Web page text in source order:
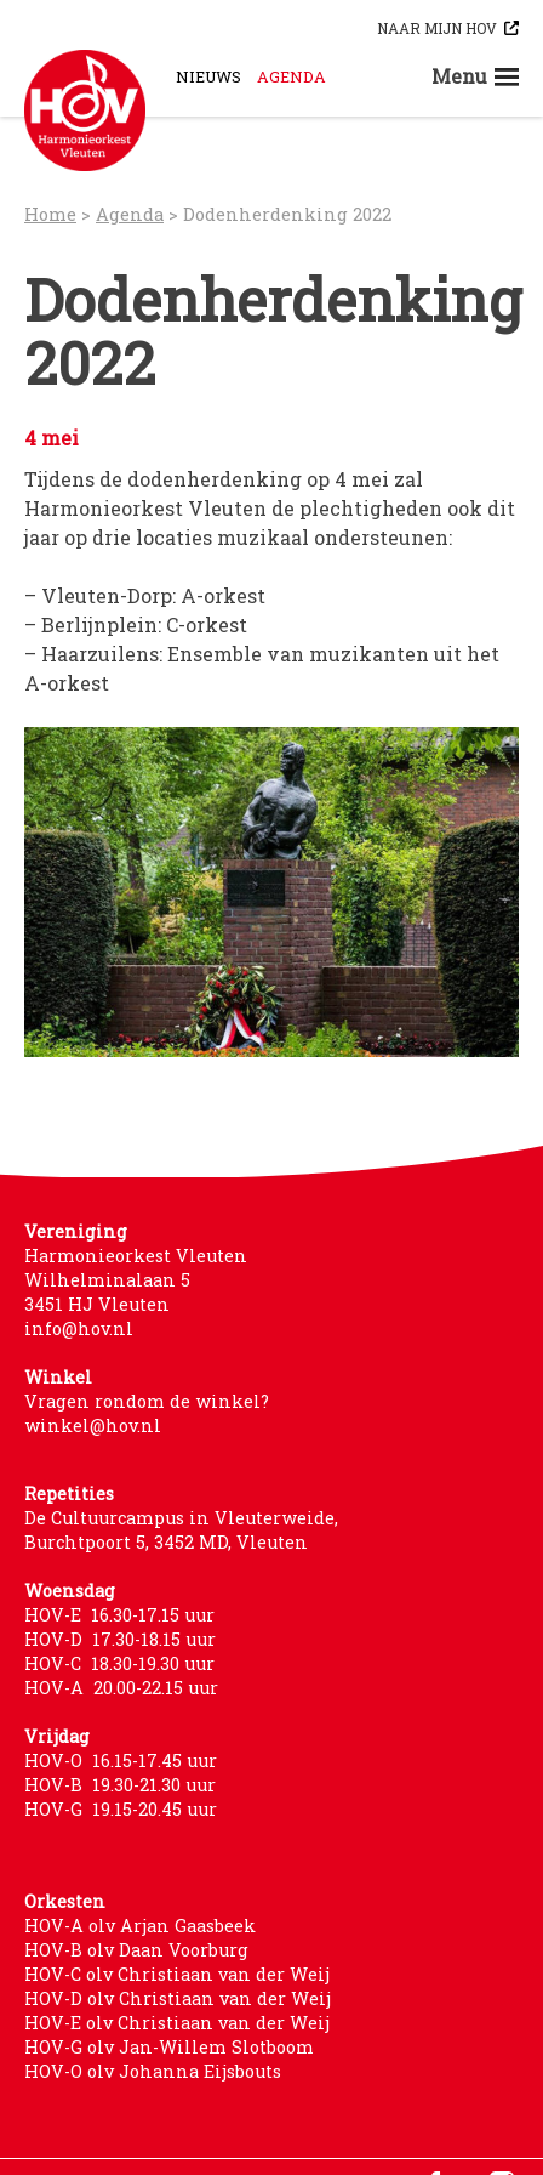
content
NAAR MIJN HOV
NIEUWS AGENDA
Menu
HOV-B
HOV-D
Saxofoonkwartet Hova Zembla
Klarinettenensemble Brandhout
Muziek is de Basis!
Zomerorkest Vleuten
Moet je Hoor’n!
HOV Loud & Proud
OVER ONS
Wie zijn we?
Bestuur
Dirigenten
Verenigingsstukken
Partners
Historie
WINKELWAGEN
Home > Agenda > Dodenherdenking 2022
Dodenherdenking
2022
4 mei
Tijdens de dodenherdenking op 4 mei zal
Harmonieorkest Vleuten de plechtigheden ook dit
jaar op drie locaties muzikaal ondersteunen:
– Vleuten-Dorp: A-orkest
– Berlijnplein: C-orkest
– Haarzuilens: Ensemble van muzikanten uit het
A-orkest
Vereniging
Harmonieorkest Vleuten
Wilhelminalaan 5
3451 HJ Vleuten
info@hov.nl
Winkel
Vragen rondom de winkel?
winkel@hov.nl
Repetities
De Cultuurcampus in Vleuterweide,
Burchtpoort 5, 3452 MD, Vleuten
Woensdag
HOV-E 16.30-17.15 uur
HOV-D 17.30-18.15 uur
HOV-C 18.30-19.30 uur
HOV-A 20.00-22.15 uur
Vrijdag
HOV-O 16.15-17.45 uur
HOV-B 19.30-21.30 uur
HOV-G 19.15-20.45 uur
Orkesten
HOV-A olv Arjan Gaasbeek
HOV-B olv Daan Voorburg
HOV-C olv Christiaan van der Weij
HOV-D olv Christiaan van der Weij
HOV-E olv Christiaan van der Weij
HOV-G olv Jan-Willem Slotboom
HOV-O olv Johanna Eijsbouts